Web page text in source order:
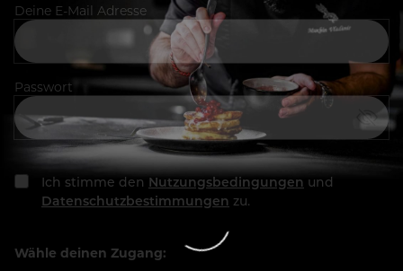
Deine E-Mail Adresse
Passwort
Ich stimme den Nutzungsbedingungen und
Datenschutzbestimmungen zu.
Wähle deinen Zugang: